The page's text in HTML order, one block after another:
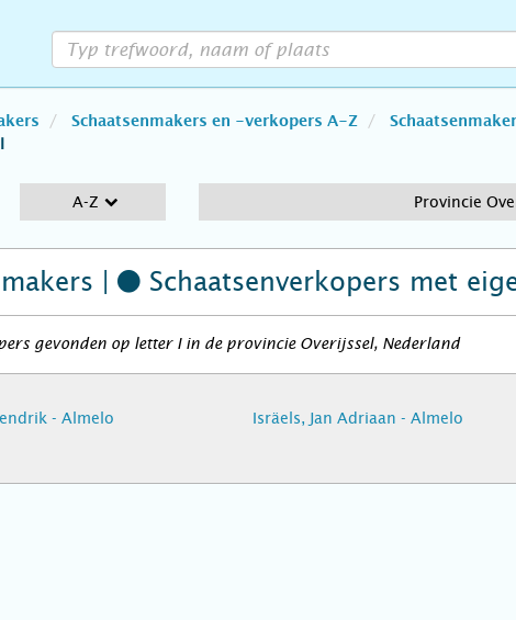
Schaatsenmakers en -verkopers A-Z
A-Z Provincie
| Schaatsenverkopers met
gevonden op letter I in de provincie Overijssel, Nederland
- Almelo Isräels, Jan Adriaan - Almelo